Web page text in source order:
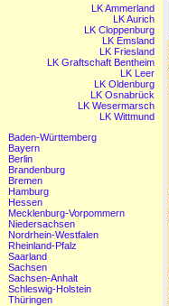
LK Ammerland
LK Aurich
LK Cloppenburg
LK Emsland
LK Friesland
LK Graftschaft Bentheim
LK Leer
LK Oldenburg
LK Osnabrück
LK Wesermarsch
LK Wittmund
Baden-Württemberg
Bayern
Berlin
Brandenburg
Bremen
Hamburg
Hessen
Mecklenburg-Vorpommern
Niedersachsen
Nordrhein-Westfalen
Rheinland-Pfalz
Saarland
Sachsen
Sachsen-Anhalt
Schleswig-Holstein
Thüringen